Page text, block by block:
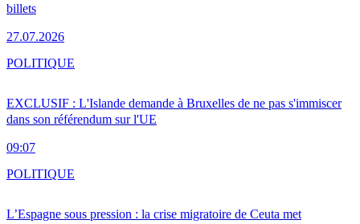
billets
27.07.2026
EXCLUSIF : L'Islande demande à Bruxelles de ne pas s'immiscer
dans son référendum sur l'UE
09:07
POLITIQUE
L’Espagne sous pression : la crise migratoire de Ceuta met
POLITIQUE